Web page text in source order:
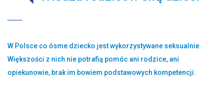
W Polsce co ósme dziecko jest wykorzystywane seksualnie.
Większości z nich nie potrafią pomóc ani rodzice, ani
opiekunowie, brak im bowiem podstawowych kompetencji.